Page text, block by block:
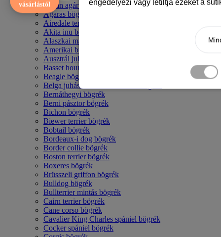
Afgán agár bögrék
Agaras bögrék
Airedale terrier mintás bögre
Akita inu bögrék
Alaszkai malamut bögrék
Amerikai bulldog mintás bögrék
Ausztrál juhászkutya bögrék
Basset hound mintás bögrék
Beagle bögrék
Belga juhász - malinois mintás bögrék
Bernáthegyi bögrék
Berni pásztor bögrék
Bichon bögrék
Biewer terrier bögrék
Bobtail bögrék
Bordeaux-i dog bögrék
Border collie bögrék
Boston terrier bögrék
Boxeres bögrék
Brüsszeli griffon bögrék
Bulldog bögrék
Bullterrier mintás bögrék
Cairn terrier bögrék
Cane corso bögrék
Cavalier King Charles spániel bögrék
Cocker spániel bögrék
vásárlástól
engedélyezi vagy letiltja ezeket a